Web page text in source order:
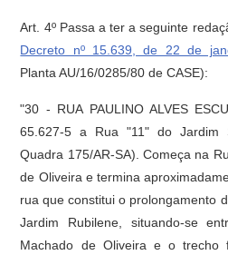
Art. 4º Passa a ter a seguinte
Decreto nº 15.639, de 22 de
Planta AU/16/0285/80 de CASE):
"30 - RUA PAULINO ALVES
65.627-5 a Rua "11" do Jardim
Quadra 175/AR-SA). Começa na
de Oliveira e termina
rua que constitui o prolongamento
Jardim Rubilene, situando-se
Machado de Oliveira e o trecho